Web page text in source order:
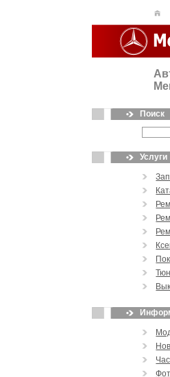
Поиск
Услуги